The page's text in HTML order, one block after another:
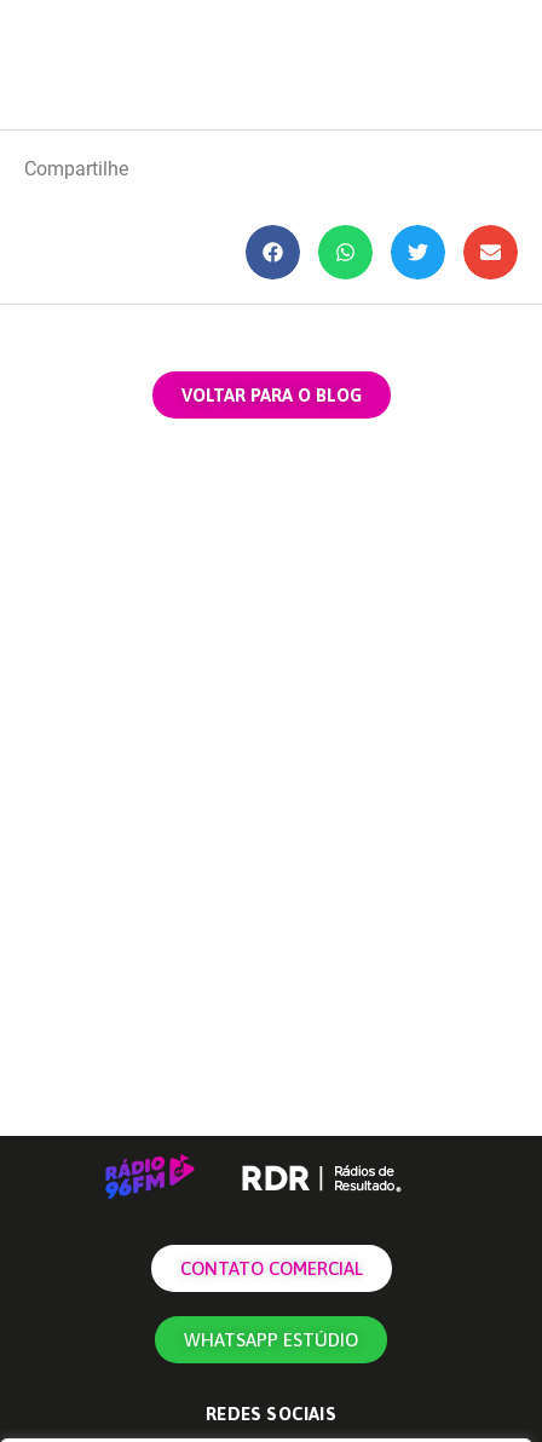
Compartilhe
VOLTAR PARA O BLOG
CONTATO COMERCIAL
WHATSAPP ESTÚDIO
REDES SOCIAIS